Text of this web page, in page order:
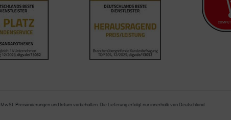
Preisänderungen und Irrtum vorbehalten. Die Lieferung erfolgt nur innerhalb von Deutschland.